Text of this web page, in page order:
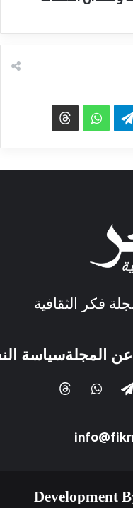
فكر الثقافية
عن المجلةسياسة
Development